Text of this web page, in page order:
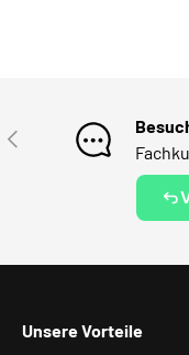
VORHERIGE
Unsere Vorteile